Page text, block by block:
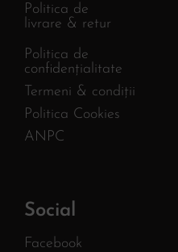
Politica de
livrare & retur
Politica de
confidențialitate
Termeni & condiții
Politica Cookies
ANPC
Social
Facebook